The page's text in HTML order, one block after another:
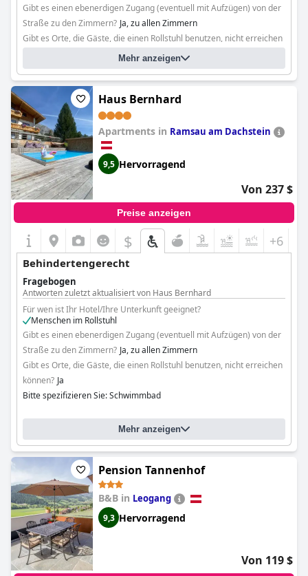
Gibt es einen ebenerdigen Zugang (eventuell mit Aufzügen) von der
Straße zu den Zimmern? Ja, zu allen Zimmern
Gibt es Orte, die Gäste, die einen Rollstuhl benutzen, nicht erreichen
Mehr anzeigen
Haus Bernhard
Apartments in Ramsau am Dachstein
9,5 Hervorragend
Von 237 $
Preise anzeigen
$ +6
Behindertengerecht
Fragebogen
Antworten zuletzt aktualisiert von Haus Bernhard
Für wen ist Ihr Hotel/Ihre Unterkunft geeignet?
Menschen im Rollstuhl
Gibt es einen ebenerdigen Zugang (eventuell mit Aufzügen) von der
Straße zu den Zimmern? Ja, zu allen Zimmern
Gibt es Orte, die Gäste, die einen Rollstuhl benutzen, nicht erreichen
können? Ja
Bitte spezifizieren Sie: Schwimmbad
Mehr anzeigen
Pension Tannenhof
B&B in Leogang
9,3 Hervorragend
Von 119 $